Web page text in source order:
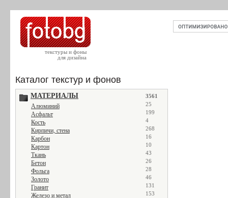
текстуры и фоны
для дизайна
Каталог текстур и фонов
МАТЕРИАЛЫ 3561
Алюминий 25
Асфальт 199
Кость 4
Кирпичи, стена 268
Карбон 16
Картон 10
Ткань 43
Бетон 26
Фольга 28
Золото 46
Гранит 131
Железо и метал 153